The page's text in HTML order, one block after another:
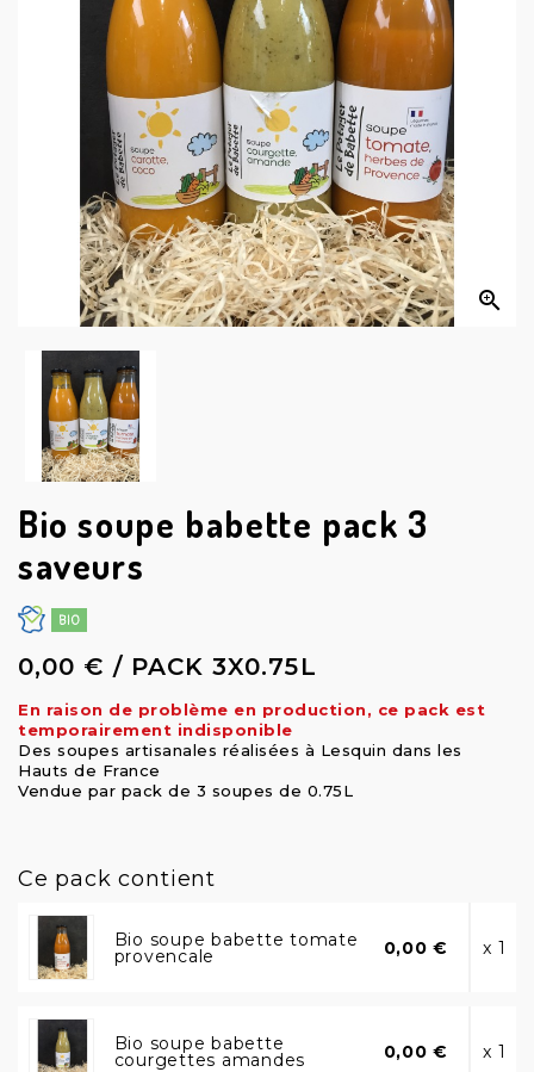

Bio soupe babette pack 3
saveurs
0,00 € / PACK 3X0.75L
En raison de problème en production, ce pack est
temporairement indisponible
Des soupes artisanales réalisées à Lesquin dans les
Hauts de France
Vendue par pack de 3 soupes de 0.75L
Ce pack contient
Bio soupe babette tomate
provencale 0,00 € x 1
Bio soupe babette
courgettes amandes 0,00 € x 1